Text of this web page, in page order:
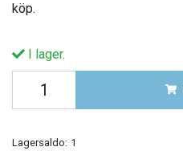
köp.
I lager.
Lagersaldo: 1